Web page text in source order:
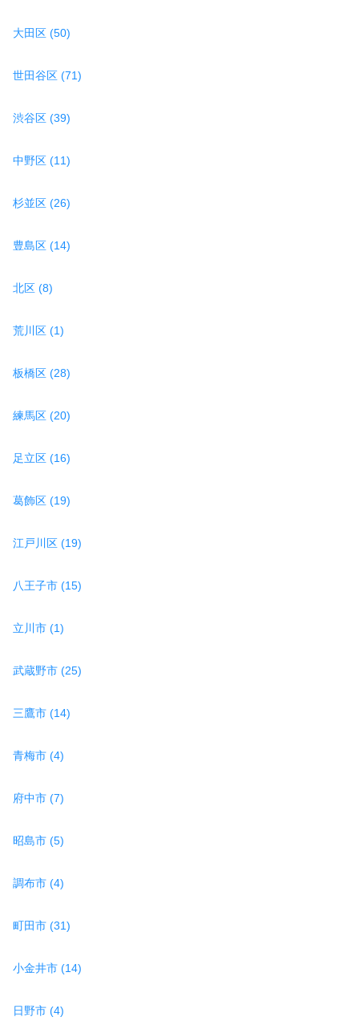
大田区 (50)
世田谷区 (71)
渋谷区 (39)
中野区 (11)
杉並区 (26)
豊島区 (14)
北区 (8)
荒川区 (1)
板橋区 (28)
練馬区 (20)
足立区 (16)
葛飾区 (19)
江戸川区 (19)
八王子市 (15)
立川市 (1)
武蔵野市 (25)
三鷹市 (14)
青梅市 (4)
府中市 (7)
昭島市 (5)
調布市 (4)
町田市 (31)
小金井市 (14)
日野市 (4)